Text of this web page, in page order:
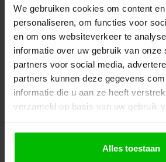
We gebruiken cookies om content
personaliseren, om functies voor
en om ons websiteverkeer te
informatie over uw gebruik van onze
partners voor social media,
partners kunnen deze gegevens
informatie die u aan ze heeft
verzameld op basis van uw gebruik
Alles toestaan